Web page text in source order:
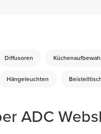
Diffusoren
Hängeleuchten
ADC